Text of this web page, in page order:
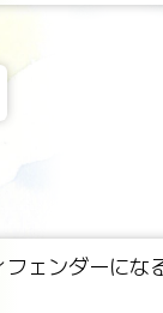
フェンダーにな